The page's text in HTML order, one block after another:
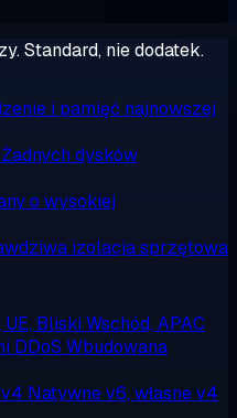
Standard, nie dodatek.
i pamięć najnowszej
Żadnych dysków
o wysokiej
izolacja sprzętowa
UE, Bliski Wschód, APAC
DDoS Wbudowana
Natywne v6, własne v4